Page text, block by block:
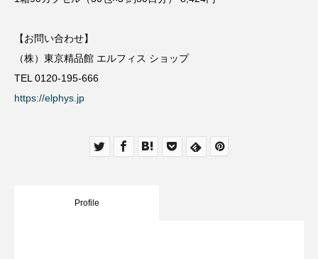
【お問い合わせ】
（株）東京精品館 エルフィス ショップ
TEL 0120-195-666
https://elphys.jp
Profile